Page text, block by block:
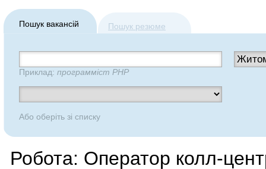
Пошук вакансій Пошук резюме
Приклад: программіст PHP
Або оберіть зі списку
Робота: Оператор колл-